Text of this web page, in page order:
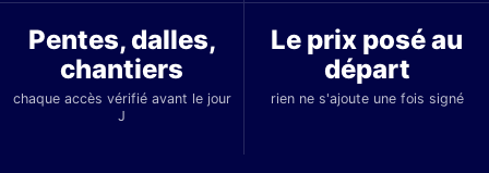
Pentes, dalles,
chantiers
chaque accès vérifié avant le jour
J
Le prix posé au
départ
rien ne s'ajoute une fois signé